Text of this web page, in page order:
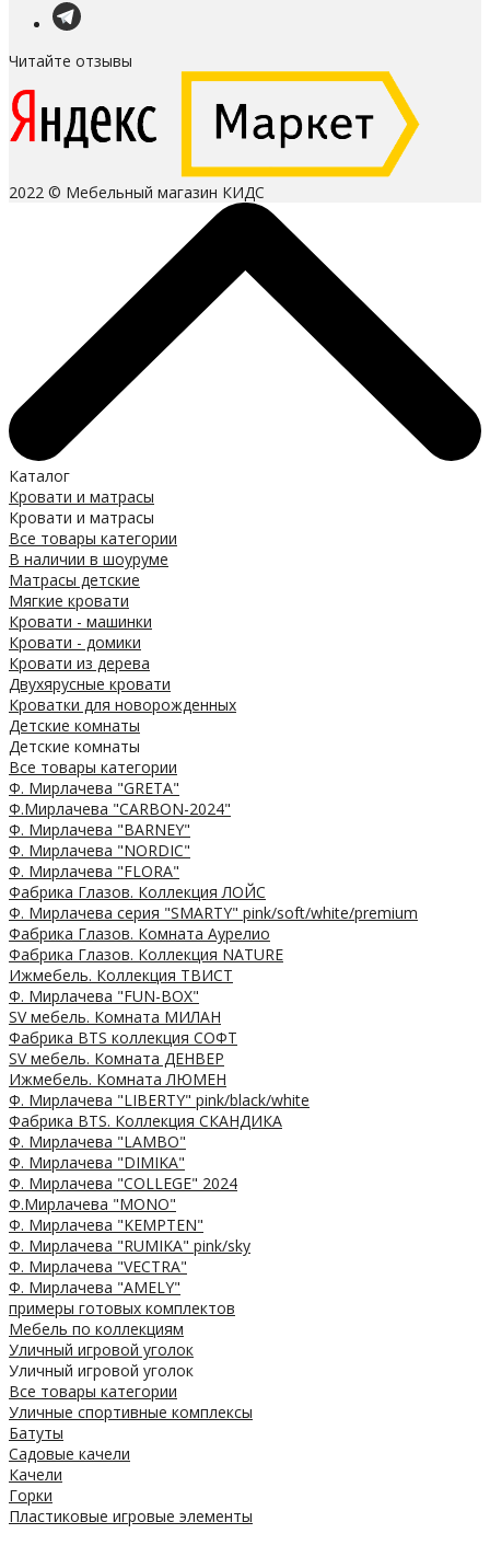
Читайте отзывы
2022 © Мебельный магазин КИДС
Каталог
Кровати и матрасы
Кровати и матрасы
Все товары категории
В наличии в шоуруме
Матрасы детские
Мягкие кровати
Кровати - машинки
Кровати - домики
Кровати из дерева
Двухярусные кровати
Кроватки для новорожденных
Детские комнаты
Детские комнаты
Все товары категории
Ф. Мирлачева "GRETA"
Ф.Мирлачева "CARBON-2024"
Ф. Мирлачева "BARNEY"
Ф. Мирлачева "NORDIC"
Ф. Мирлачева "FLORA"
Фабрика Глазов. Коллекция ЛОЙС
Ф. Мирлачева серия "SMARTY" pink/soft/white/premium
Фабрика Глазов. Комната Аурелио
Фабрика Глазов. Коллекция NATURE
Ижмебель. Коллекция ТВИСТ
Ф. Мирлачева "FUN-BOX"
SV мебель. Комната МИЛАН
Фабрика BTS коллекция СОФТ
SV мебель. Комната ДЕНВЕР
Ижмебель. Комната ЛЮМЕН
Ф. Мирлачева "LIBERTY" pink/black/white
Фабрика BTS. Коллекция СКАНДИКА
Ф. Мирлачева "LAMBO"
Ф. Мирлачева "DIMIKA"
Ф. Мирлачева "COLLEGE" 2024
Ф.Мирлачева "MONO"
Ф. Мирлачева "KEMPTEN"
Ф. Мирлачева "RUMIKA" pink/sky
Ф. Мирлачева "VECTRA"
Ф. Мирлачева "AMELY"
примеры готовых комплектов
Мебель по коллекциям
Уличный игровой уголок
Уличный игровой уголок
Все товары категории
Уличные спортивные комплексы
Батуты
Садовые качели
Качели
Горки
Пластиковые игровые элементы